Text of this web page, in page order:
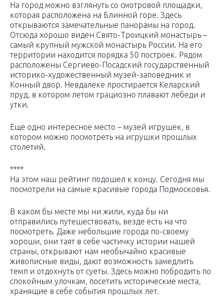
На город можно взглянуть со смотровой площадки,
которая расположена на Блинной горе. Здесь
открываются замечательные панорамы на город.
Отсюда хорошо виден Свято-Троицкий монастырь –
самый крупный мужской монастырь России. На его
территории находится порядка 50 построек. Рядом
расположены Сергиево-Посадский государственный
историко-художественный музей-заповедник и
Конный двор. Невдалеке простирается Келарский
пруд, в котором летом грациозно плавают лебеди и
утки.
Еще одно интересное место – музей игрушек, в
котором можно посмотреть на игрушки прошлых
столетий.
****
На этом наш рейтинг подошел к концу. Сегодня мы
посмотрели на самые красивые города Подмосковья.
В каком бы месте мы ни жили, куда бы ни
отправились путешествовать, везде есть на что
посмотреть. Даже небольшие города по-своему
хороши, они таят в себе частичку истории нашей
страны, открывают нам необычайно красивые
живописные виды, дают возможность замедлить
темп и отдохнуть от суеты. Здесь можно побродить по
спокойным улочкам, посетить исторические места,
хранящие в себе события прошлых лет.